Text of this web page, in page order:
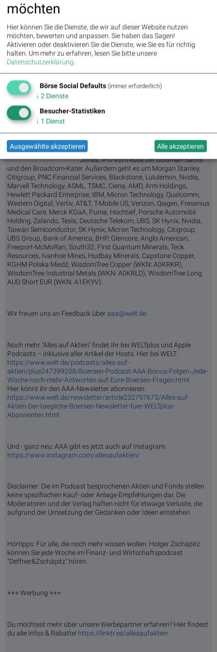
Learn more about your ad choices. Visitmegaphone.fm/adchoices
OHNE AKTIEN WIRD SCHWER - Tägliche Börsen-News (00:12:37),
05.06.
jetzt SpaceX-Aktien zeichnen
In der heutigen Folge sprechen die
Finanzjournalisten Nando Sommerfeldt
und Holger Zschäpitz über den dollen Dow
Jones, IPO-Vorfreude bei Goldman Sachs
und den Broadcom-Kater. Außerdem geht es um Morgan Stanley,
Citigroup, PNC Financial Services, Blackstone, Lululemon, Nvidia,
Marvell Technology, ASML, TSMC, Ciena, AMD, Arm Holdings,
Hewlett Packard Enterprise, IBM, Micron Technology, Qualcomm,
Western Digital, Vertiv, AT&T, T-Mobile US, Verizon, Qiagen, Fresenius
Medical Care, Merck KGaA, Puma, Hochtief, Porsche Automobil
Holding, Zalando, Tesla, Deutsche Telekom, UBS, SK Hynix, Nvidia,
Taiwan Semiconductor, SK Hynix, Micron Technology, Citigroup,
UBS Group, Bank of America, BHP, Glencore, Anglo American,
Freeport-McMoRan, South32, First Quantum Minerals, Teck
Resources, Ivanhoe Mines, Hudbay Minerals, Capstone Copper,
KGHM Polska Miedź, WisdomTree Copper (WKN: A0KRKR),
WisdomTree Industrial Metals (WKN: A0KRLD), WisdomTree Long
AUD Short EUR (WKN: A1EKYV).
Wir freuen uns an Feedback überaaa@welt.de
Noch mehr "Alles auf Aktien" findet Ihr bei WELTplus und Apple
Podcasts – inklusive aller Artikel der Hosts. Hier bei WELT:
https://www.welt.de/podcasts/alles-auf-
aktien/plus247399208/Boersen-Podcast-AAA-Bonus-Folgen-Jede-
Woche-noch-mehr-Antworten-auf-Eure-Boersen-Fragen.html
Hier könnt ihr den AAA-Newsletter abonnieren:
https://www.welt.de/newsletter/article232797673/Alles-auf-
Aktien-Der-taegliche-Boersen-Newsletter-fuer-WELTplus-
Abonnenten.html
Und - ganz neu: AAA gibt es jetzt auch auf Instagram:
https://www.instagram.com/allesaufaktien/
Disclaimer: Die im Podcast besprochenen Aktien und Fonds stellen
keine spezifischen Kauf- oder Anlage-Empfehlungen dar. Die
Moderatoren und der Verlag haften nicht für etwaige Verluste, die
aufgrund der Umsetzung der Gedanken oder Ideen entstehen.
Hörtipps: Für alle, die noch mehr wissen wollen: Holger Zschäpitz
können Sie jede Woche im Finanz- und Wirtschaftspodcast
"Deffner&Zschäpitz" hören.
+++ Werbung +++
Du möchtest mehr über unsere Werbepartner erfahren? Hier findest
du alle Infos & Rabatte! https://linktr.ee/allesaufaktien
möchten
Hier können Sie die Dienste, die wir auf dieser Website nutzen
möchten, bewerten und anpassen. Sie haben das Sagen!
Aktivieren oder deaktivieren Sie die Dienste, wie Sie es für richtig
halten. Um mehr zu erfahren, lesen Sie bitte unsere
Datenschutzerklärung.
Börse Social Defaults (immer erforderlich)
↓ 2 Dienste
Besucher-Statistiken
↓ 1 Dienst
Ausgewählte akzeptieren Alle akzeptieren